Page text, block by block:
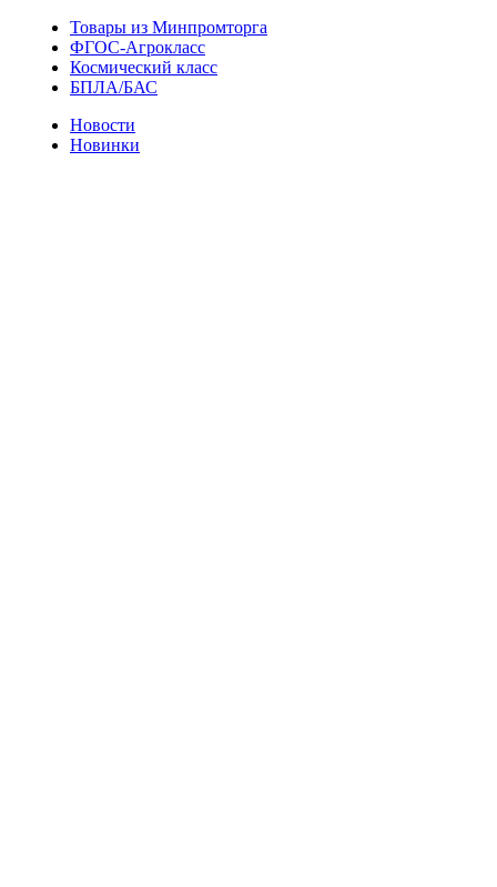
Товары из Минпромторга
ФГОС-Агрокласс
Космический класс
БПЛА/БАС
Новости
Новинки